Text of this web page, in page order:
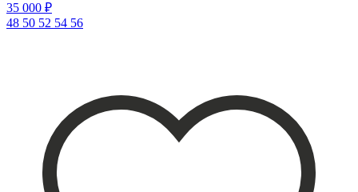
35 000 ₽
48 50 52 54 56